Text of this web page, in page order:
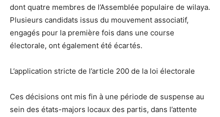
dont quatre membres de l’Assemblée populaire de wilaya.
Plusieurs candidats issus du mouvement associatif,
engagés pour la première fois dans une course
électorale, ont également été écartés.
L’application stricte de l’article 200 de la loi électorale
Ces décisions ont mis fin à une période de suspense au
sein des états-majors locaux des partis, dans l’attente